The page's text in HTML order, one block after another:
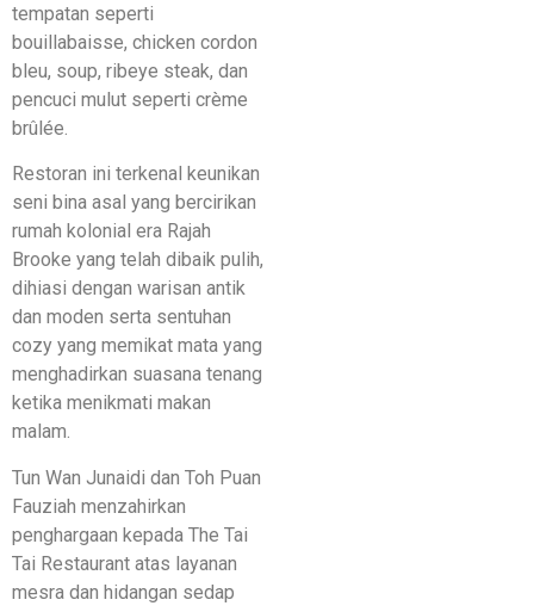
tempatan seperti
bouillabaisse, chicken cordon
bleu, soup, ribeye steak, dan
pencuci mulut seperti crème
brûlée.
Restoran ini terkenal keunikan
seni bina asal yang bercirikan
rumah kolonial era Rajah
Brooke yang telah dibaik pulih,
dihiasi dengan warisan antik
dan moden serta sentuhan
cozy yang memikat mata yang
menghadirkan suasana tenang
ketika menikmati makan
malam.
Tun Wan Junaidi dan Toh Puan
Fauziah menzahirkan
penghargaan kepada The Tai
Tai Restaurant atas layanan
mesra dan hidangan sedap